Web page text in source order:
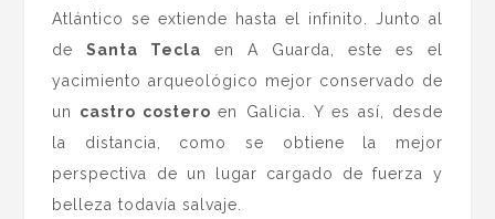
Atlántico se extiende hasta el infinito. Junto al
deSanta Tecla en A Guarda, este es el
yacimiento arqueológico mejor conservado de
un castro costeroen Galicia. Y es así, desde
la distancia, como se obtiene la mejor
perspectiva de un lugar cargado de fuerza y
belleza todavía salvaje.